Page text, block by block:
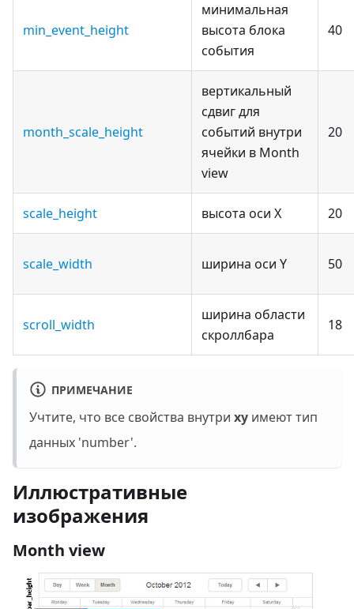
min_event_height
минимальная
высота блока
события
40
month_scale_height
вертикальный
сдвиг для
событий внутри
ячейки в Month
view
20
scale_height высота оси X 20
scale_width ширина оси Y 50
scroll_width
ширина области
скроллбара
18
ПРИМЕЧАНИЕ
Учтите, что все свойства внутри xy имеют тип
данных 'number'.
Иллюстративные
изображения
Month view